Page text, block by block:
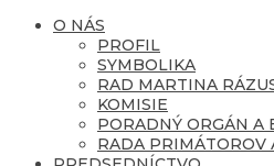
O NÁS
PROFIL
SYMBOLIKA
RAD MARTINA
KOMISIE
PORADNÝ ORGÁN A
RADA PRIMÁTOROV